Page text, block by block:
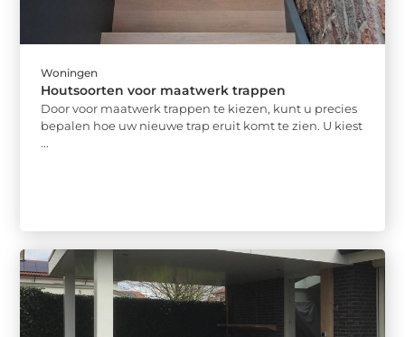
Woningen
Houtsoorten voor maatwerk trappen
Door voor maatwerk trappen te kiezen, kunt u precies
bepalen hoe uw nieuwe trap eruit komt te zien. U kiest
...